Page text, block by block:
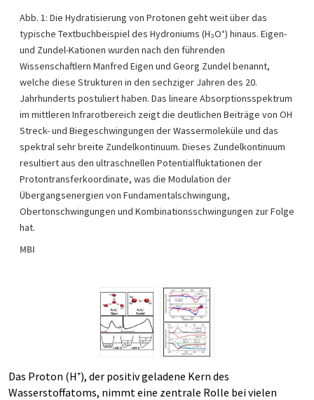
Abb. 1: Die Hydratisierung von Protonen geht weit über das
typische Textbuchbeispiel des Hydroniums (H₃O⁺) hinaus. Eigen-
und Zundel-Kationen wurden nach den führenden
Wissenschaftlern Manfred Eigen und Georg Zundel benannt,
welche diese Strukturen in den sechziger Jahren des 20.
Jahrhunderts postuliert haben. Das lineare Absorptionsspektrum
im mittleren Infrarotbereich zeigt die deutlichen Beiträge von OH
Streck- und Biegeschwingungen der Wassermoleküle und das
spektral sehr breite Zundelkontinuum. Dieses Zundelkontinuum
resultiert aus den ultraschnellen Potentialfluktationen der
Protontransferkoordinate, was die Modulation der
Übergangsenergien von Fundamentalschwingung,
Obertonschwingungen und Kombinationsschwingungen zur Folge
hat.
MBI
Das Proton (H⁺), der positiv geladene Kern des
Wasserstoffatoms, nimmt eine zentrale Rolle bei vielen